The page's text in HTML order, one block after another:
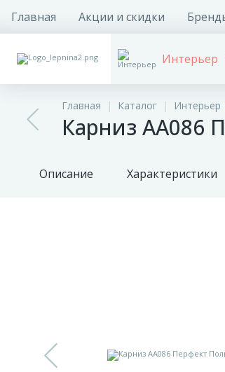
Главная Акции и скидки
Интерьер
Главная Каталог Интерьер
Карниз AA086
Описание Характеристики